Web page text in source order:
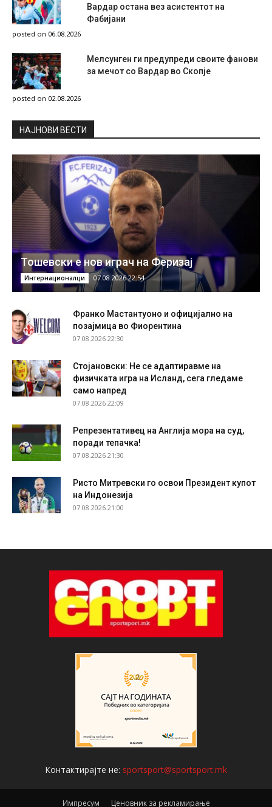
Вардар остана вез асистентот на
Фабијани
posted on 06.08.2026
Мелсунген ги предупреди своите фанови
за мечот со Вардар во Скопје
posted on 02.08.2026
НAЈНОВИ ВЕСТИ
Тошевски е нов играч на Феризај
Интернационалци 07.08.2026 22:54
Франко Мастантуоно и официјално на
позајмица во Фиорентина
07.08.2026 22:30
Стојановски: Не се адаптиравме на
физичката игра на Исланд, сега гледаме
само напред
07.08.2026 22:09
Репрезентативец на Англија мора на суд,
поради тепачка!
07.08.2026 21:30
Ристо Митревски го освои Президент купот
на Индонезија
07.08.2026 21:00
Контактирајте не: sportsport@sportsport.mk
Импресум Ценовник за рекламирање